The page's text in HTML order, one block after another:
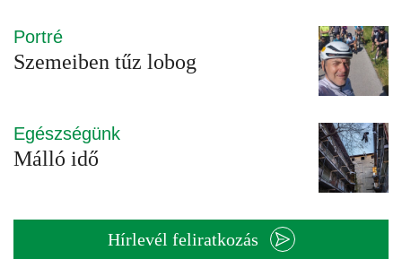
Portré
Szemeiben tűz lobog
Egészségünk
Málló idő
Hírlevél feliratkozás